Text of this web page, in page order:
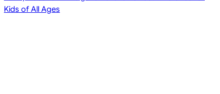
Kids of All Ages